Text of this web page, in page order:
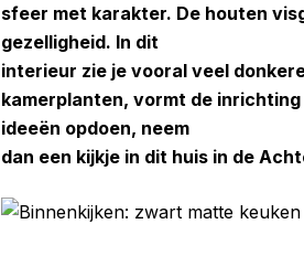
sfeer met karakter. De houten
gezelligheid. In dit
interieur zie je vooral veel
kamerplanten, vormt de
ideeën opdoen, neem
dan een kijkje in dit huis in de